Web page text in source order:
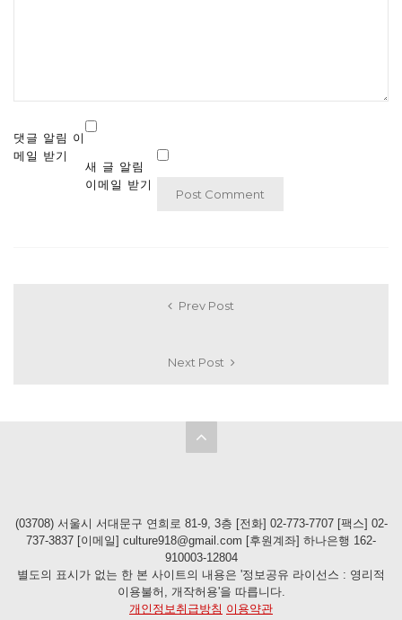
댓글 알림 이
메일 받기
새 글 알림
이메일 받기
Prev Post
Next Post
(03708) 서울시 서대문구 연희로 81-9, 3층 [전화] 02-773-7707 [팩스] 02-
737-3837 [이메일] culture918@gmail.com [후원계좌] 하나은행 162-
910003-12804
별도의 표시가 없는 한 본 사이트의 내용은 '정보공유 라이선스 : 영리적
이용불허, 개작허용'을 따릅니다.
개인정보취급방침 이용약관